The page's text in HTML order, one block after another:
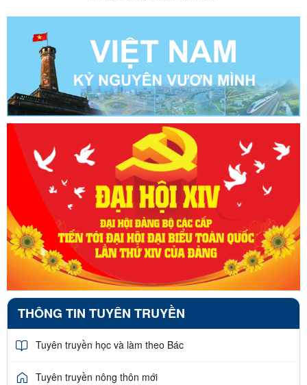
THÔNG TIN TUYÊN TRUYỀN
Tuyên truyền học và làm theo Bác
Tuyên truyền nông thôn mới